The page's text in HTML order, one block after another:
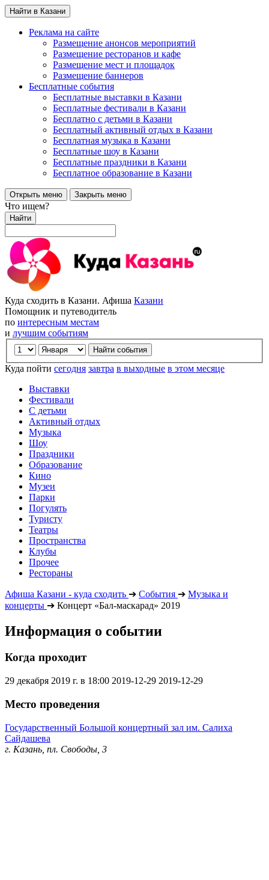
Найти в Казани
Реклама на сайте
Размещение анонсов мероприятий
Размещение ресторанов и кафе
Размещение мест и площадок
Размещение баннеров
Бесплатные события
Бесплатные выставки в Казани
Бесплатные фестивали в Казани
Бесплатно с детьми в Казани
Бесплатный активный отдых в Казани
Бесплатная музыка в Казани
Бесплатные шоу в Казани
Бесплатные праздники в Казани
Бесплатное образование в Казани
Открыть меню Закрыть меню
Что ищем?
Найти
Куда сходить в Казани. Афиша Казани
Помощник и путеводитель
по интересным местам
и лучшим событиям
Куда пойти сегодня завтра в выходные в этом месяце
Выставки
Фестивали
С детьми
Активный отдых
Музыка
Шоу
Праздники
Образование
Кино
Музеи
Парки
Погулять
Туристу
Театры
Пространства
Клубы
Прочее
Рестораны
Афиша Казани - куда сходить ➔ События ➔ Музыка и
концерты ➔ Концерт «Бал-маскарад» 2019
Информация о событии
Когда проходит
29 декабря 2019 г. в 18:00 2019-12-29 2019-12-29
Место проведения
Государственный Большой концертный зал им. Салиха
Сайдашева
г. Казань, пл. Свободы, 3